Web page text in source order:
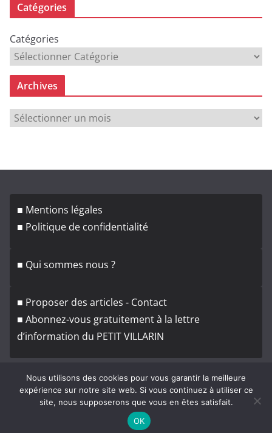
Catégories
Catégories
Archives
A
h
■ Mentions légales
■ Politique de confidentialité
■ Qui sommes nous ?
■ Proposer des articles - Contact
■ Abonnez-vous gratuitement à la lettre
d’information du PETIT VILLARIN
Le Petit Villarin
Nous utilisons des cookies pour vous garantir la meilleure
expérience sur notre site web. Si vous continuez à utiliser ce
site, nous supposerons que vous en êtes satisfait.
OK